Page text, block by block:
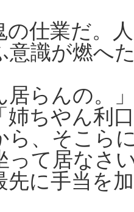
の仕業だ。
意識が燃へ
居らんの。
姉ちやん利
ら、そこら
って居なさ
先に手当を